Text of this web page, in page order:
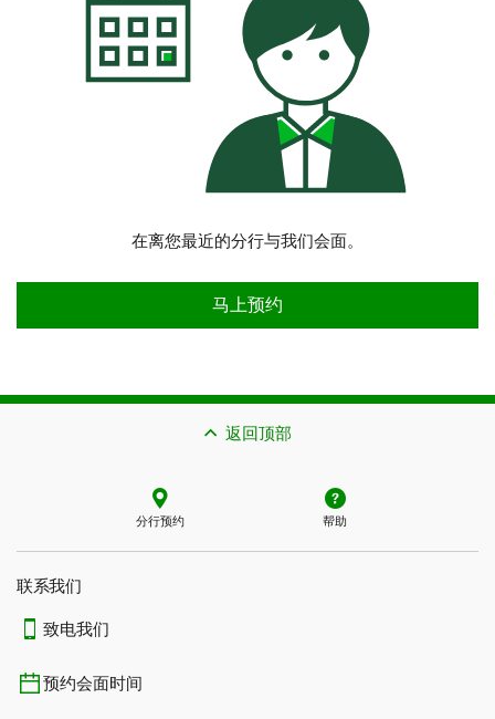
在离您最近的分行与我们会面。
预约会面时间
马上预约
返回顶部
分行预约 帮助
联系我们​​​​​​​
致电我们
预约会面时间